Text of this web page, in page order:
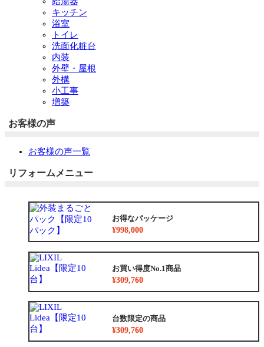
キッチン
浴室
トイレ
洗面化粧台
内装
外壁・屋根
外構
小工事
増築
お客様の声
お客様の声一覧
リフォームメニュー
お得なパッケージ
¥998,000
お買い得度No.1商品
¥309,760
台数限定の商品
¥309,760